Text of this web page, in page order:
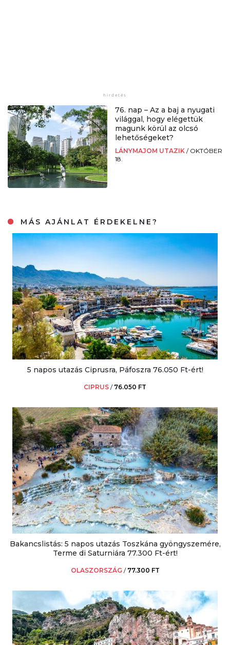
76. nap – Az a baj a nyugati
világgal, hogy elégettük
magunk körül az olcsó
lehetőségeket?
LÁNYMAJOM UTAZIK / OKTÓBER
18.
MÁS AJÁNLAT ÉRDEKELNE?
5 napos utazás Ciprusra, Páfoszra 76.050 Ft-ért!
CIPRUS / 76.050 FT
Bakancslistás: 5 napos utazás Toszkána gyöngyszemére,
Terme di Saturniára 77.300 Ft-ért!
OLASZORSZÁG / 77.300 FT